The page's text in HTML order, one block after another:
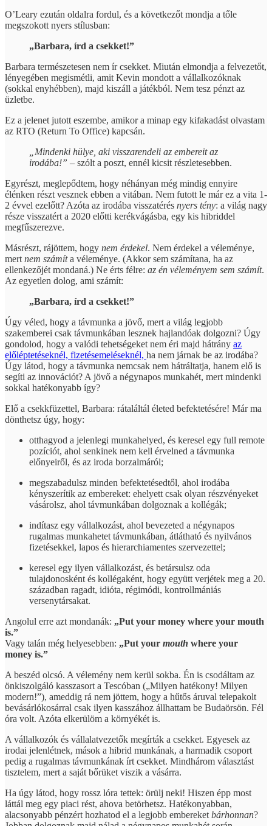
O’Leary ezután oldalra fordul, és a következőt mondja a tőle
megszokott nyers stílusban:
„Barbara, írd a csekket!”
Barbara természetesen nem ír csekket. Miután elmondja a felvezetőt,
lényegében megismétli, amit Kevin mondott a vállalkozóknak
(sokkal enyhébben), majd kiszáll a játékból. Nem tesz pénzt az
üzletbe.
Ez a jelenet jutott eszembe, amikor a minap egy kifakadást olvastam
az RTO (Return To Office) kapcsán.
„Mindenki hülye, aki visszarendeli az embereit az
irodába!” – szólt a poszt, ennél kicsit részletesebben.
Egyrészt, meglepődtem, hogy néhányan még mindig ennyire
élénken részt vesznek ebben a vitában. Nem futott le már ez a vita 1-
2 évvel ezelőtt? Azóta az irodába visszatérés nyers tény: a világ nagy
része visszatért a 2020 előtti kerékvágásba, egy kis hibriddel
megfűszerezve.
Másrészt, rájöttem, hogy nem érdekel. Nem érdekel a véleménye,
mert nem számíta véleménye. (Akkor sem számítana, ha az
ellenkezőjét mondaná.) Ne érts félre: az én véleményem sem számít.
Az egyetlen dolog, ami számít:
„Barbara, írd a csekket!”
Úgy véled, hogy a távmunka a jövő, mert a világ legjobb
szakemberei csak távmunkában lesznek hajlandóak dolgozni? Úgy
gondolod, hogy a valódi tehetségeket nem éri majd hátrány az
előléptetéseknél, fizetésemeléseknél, ha nem járnak be az irodába?
Úgy látod, hogy a távmunka nemcsak nem hátráltatja, hanem elő is
segíti az innovációt? A jövő a négynapos munkahét, mert mindenki
sokkal hatékonyabb így?
Elő a csekkfüzettel, Barbara: rátaláltál életed befektetésére! Már ma
dönthetsz úgy, hogy:
otthagyod a jelenlegi munkahelyed, és keresel egy full remote
pozíciót, ahol senkinek nem kell érvelned a távmunka
előnyeiről, és az iroda borzalmáról;
megszabadulsz minden befektetésedtől, ahol irodába
kényszerítik az embereket: ehelyett csak olyan részvényeket
vásárolsz, ahol távmunkában dolgoznak a kollégák;
indítasz egy vállalkozást, ahol bevezeted a négynapos
rugalmas munkahetet távmunkában, átlátható és nyilvános
fizetésekkel, lapos és hierarchiamentes szervezettel;
keresel egy ilyen vállalkozást, és betársulsz oda
tulajdonosként és kollégaként, hogy együtt verjétek meg a 20.
században ragadt, idióta, régimódi, kontrollmániás
versenytársakat.
Angolul erre azt mondanák: „Put your money where your mouth
is.”
Vagy talán még helyesebben: „Put your mouth where your
money is.”
A beszéd olcsó. A vélemény nem kerül sokba. Én is csodáltam az
önkiszolgáló kasszasort a Tescóban („Milyen hatékony! Milyen
modern!”), ameddig rá nem jöttem, hogy a hűtős áruval telepakolt
bevásárlókosárral csak ilyen kasszához állhattam be Budaörsön. Fél
óra volt. Azóta elkerülöm a környékét is.
A vállalkozók és vállalatvezetők megírták a csekket. Egyesek az
irodai jelenlétnek, mások a hibrid munkának, a harmadik csoport
pedig a rugalmas távmunkának írt csekket. Mindhárom választást
tisztelem, mert a saját bőrüket viszik a vásárra.
Ha úgy látod, hogy rossz lóra tettek: örülj neki! Hiszen épp most
láttál meg egy piaci rést, ahova betörhetsz. Hatékonyabban,
alacsonyabb pénzért hozhatod el a legjobb embereket bárhonnan?